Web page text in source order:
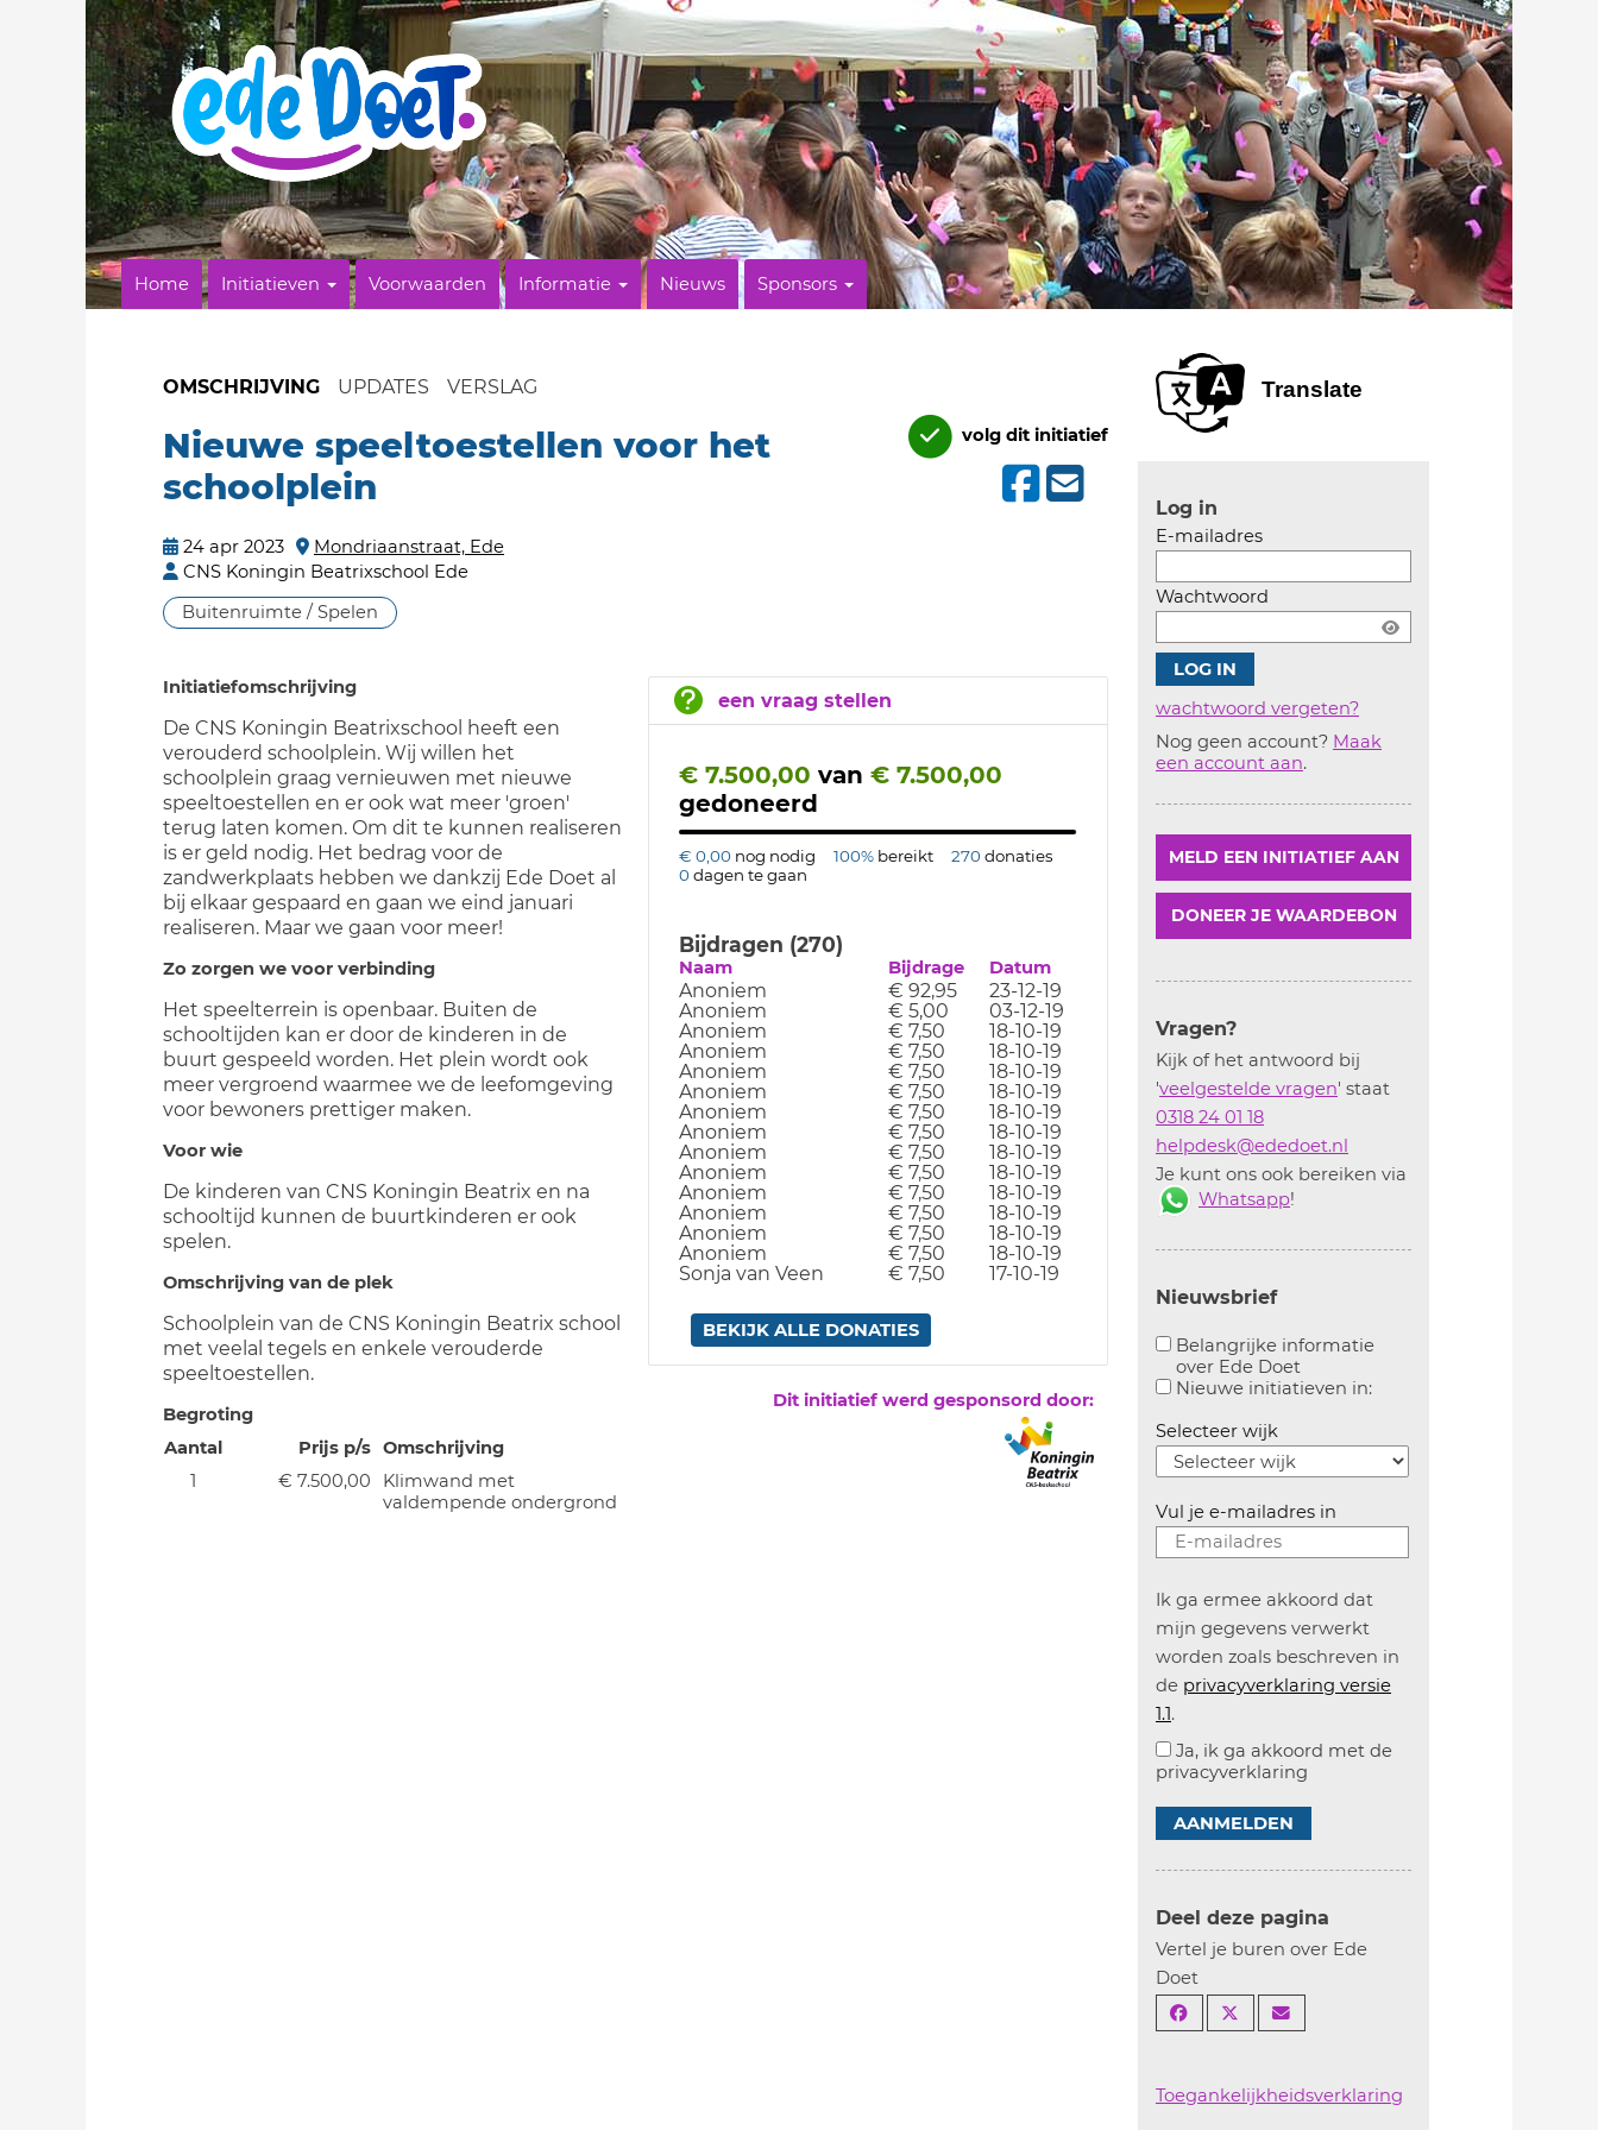
Home Initiatieven Voorwaarden Informatie Nieuws Sponsors
OMSCHRIJVING UPDATES VERSLAG
Nieuwe speeltoestellen voor het
schoolplein
24 apr 2023
Mondriaanstraat, Ede
CNS Koningin Beatrixschool Ede
Buitenruimte / Spelen
volg dit initiatief
een vraag stellen
€ 7.500,00 van € 7.500,00
gedoneerd
€ 0,00 nog nodig 100% bereikt 270donaties
0dagen te gaan
Bijdragen (270)
Naam Bijdrage Datum
Anoniem € 92,95
23-12-19
Anoniem
€ 5,00
03-12-19
Anoniem
€ 7,50
18-10-19
Anoniem
€ 7,50
18-10-19
Anoniem
€ 7,50
18-10-19
Anoniem
€ 7,50
18-10-19
Anoniem
€ 7,50
18-10-19
Anoniem
€ 7,50
18-10-19
Anoniem
€ 7,50
18-10-19
Anoniem
€ 7,50
18-10-19
Anoniem
€ 7,50
18-10-19
Anoniem
€ 7,50
18-10-19
Anoniem
€ 7,50
18-10-19
Anoniem
€ 7,50
18-10-19
Sonja van Veen
€ 7,50 17-10-19
BEKIJK ALLE DONATIES
Dit initiatief werd gesponsord door:
Initiatiefomschrijving
De CNS Koningin Beatrixschool heeft een
verouderd schoolplein. Wij willen het
schoolplein graag vernieuwen met nieuwe
speeltoestellen en er ook wat meer 'groen'
terug laten komen. Om dit te kunnen realiseren
is er geld nodig. Het bedrag voor de
zandwerkplaats hebben we dankzij Ede Doet al
bij elkaar gespaard en gaan we eind januari
realiseren. Maar we gaan voor meer!
Zo zorgen we voor verbinding
Het speelterrein is openbaar. Buiten de
schooltijden kan er door de kinderen in de
buurt gespeeld worden. Het plein wordt ook
meer vergroend waarmee we de leefomgeving
voor bewoners prettiger maken.
Voor wie
De kinderen van CNS Koningin Beatrix en na
schooltijd kunnen de buurtkinderen er ook
spelen.
Omschrijving van de plek
Schoolplein van de CNS Koningin Beatrix school
met veelal tegels en enkele verouderde
speeltoestellen.
Begroting
Aantal
Prijs p/s Omschrijving
1
€ 7.500,00
Klimwand met
valdempende ondergrond
Translate
Log in
E-mailadres
Wachtwoord
wachtwoord vergeten?
Nog geen account? Maak
een account aan.
MELD EEN INITIATIEF AAN
DONEER JE WAARDEBON
Vragen?
Kijk of het antwoord bij
'veelgestelde vragen' staat
0318 24 01 18
helpdesk@ededoet.nl
Je kunt ons ook bereiken via
Whatsapp!
Nieuwsbrief
Belangrijke informatie
over Ede Doet
Aanvinken om belangrijke informatie over
Nieuwe initiatieven in:Aanvinken om
Selecteer wijk
Vul je e-mailadres in
Ik ga ermee akkoord dat
mijn gegevens verwerkt
worden zoals beschreven in
de privacyverklaring versie
1.1.
Ja, ik ga akkoord met de
privacyverklaring
AANMELDEN
Deel deze pagina
Vertel je buren over Ede
Doet
Toegankelijkheidsverklaring